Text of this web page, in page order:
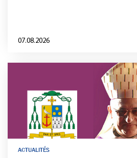
07.08.2026
ACTUALITÉS